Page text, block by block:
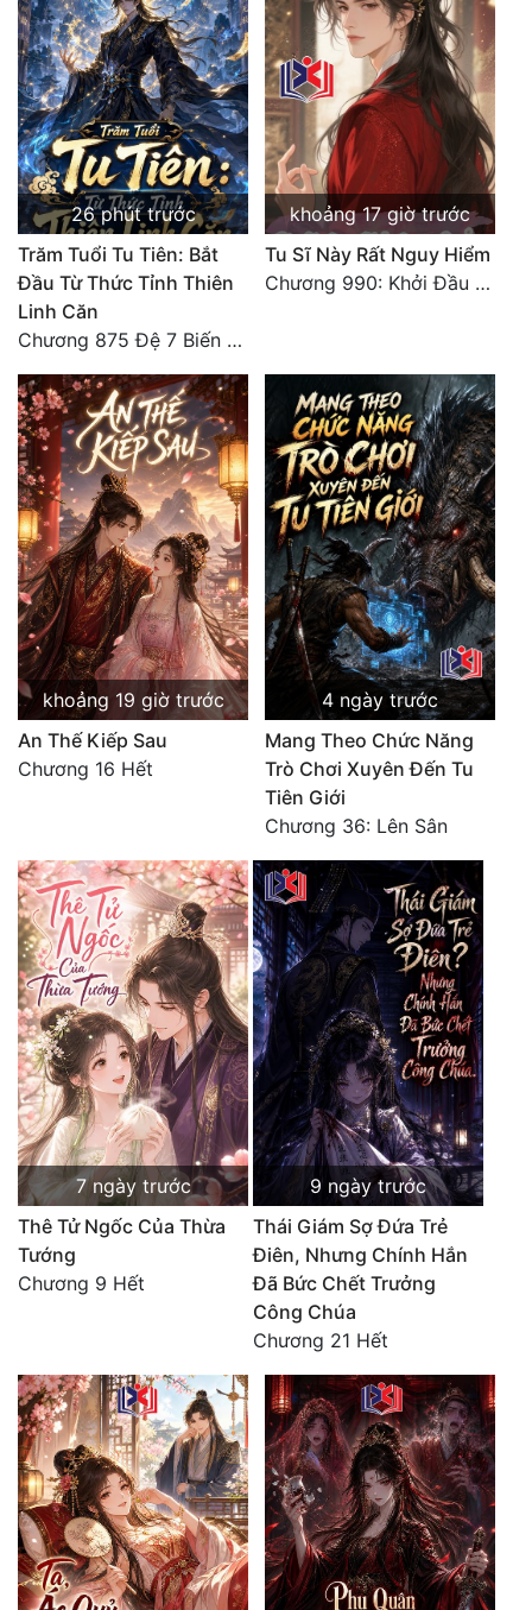
Tu Chân
Tu Tiên
Tội Phạm
Vô Địch
Võ Hiệp
Võng Du
Xuyên Không
Xuyên Sách
Xuyên Thư
Điền Văn
Đô Thị
Đông Phương
Đông Phương Huyền Huyễn
Đồng Nhân
Cẩu Đạo Trường Sinh
Truyện Nam
Truyện Nữ
Vô Địch Lưu
Xây Dựng Thế Lực
Đam Mỹ
Đẹp
Đẹp Hiệp
Tính Cách Nhân Vật :
Điềm Đạm
26 phút trước
Trăm Tuổi Tu Tiên: Bắt
Đầu Từ Thức Tỉnh Thiên
Linh Căn
Chương 875 Đệ 7 Biến Thánh Long Biến!
khoảng 17 giờ trước
Tu Sĩ Này Rất Nguy Hiểm
Chương 990: Khởi Đầu Bất Thuận
khoảng 19 giờ trước
An Thế Kiếp Sau
Chương 16 Hết
4 ngày trước
Mang Theo Chức Năng
Trò Chơi Xuyên Đến Tu
Tiên Giới
Chương 36: Lên Sân
7 ngày trước
Thê Tử Ngốc Của Thừa
Tướng
Chương 9 Hết
9 ngày trước
Thái Giám Sợ Đứa Trẻ
Điên, Nhưng Chính Hắn
Đã Bức Chết Trưởng
Công Chúa
Chương 21 Hết